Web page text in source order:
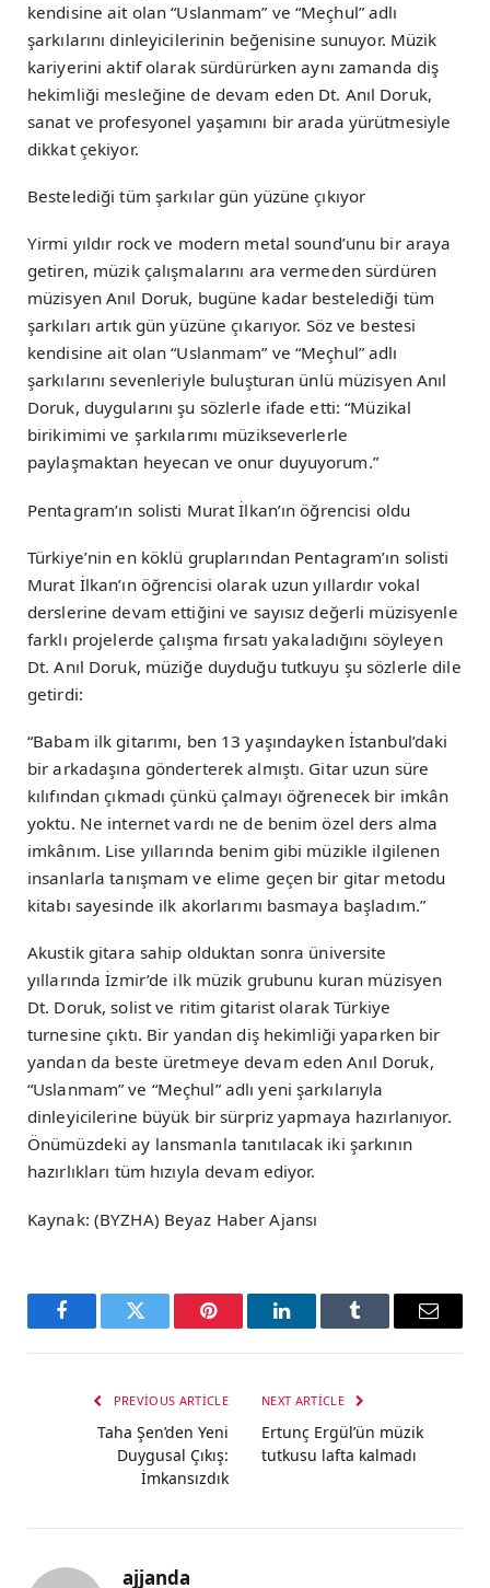
kendisine ait olan “Uslanmam” ve “Meçhul” adlı
şarkılarını dinleyicilerinin beğenisine sunuyor. Müzik
kariyerini aktif olarak sürdürürken aynı zamanda diş
hekimliği mesleğine de devam eden Dt. Anıl Doruk,
sanat ve profesyonel yaşamını bir arada yürütmesiyle
dikkat çekiyor.
Bestelediği tüm şarkılar gün yüzüne çıkıyor
Yirmi yıldır rock ve modern metal sound’unu bir araya
getiren, müzik çalışmalarını ara vermeden sürdüren
müzisyen Anıl Doruk, bugüne kadar bestelediği tüm
şarkıları artık gün yüzüne çıkarıyor. Söz ve bestesi
kendisine ait olan “Uslanmam” ve “Meçhul” adlı
şarkılarını sevenleriyle buluşturan ünlü müzisyen Anıl
Doruk, duygularını şu sözlerle ifade etti: “Müzikal
birikimimi ve şarkılarımı müzikseverlerle
paylaşmaktan heyecan ve onur duyuyorum.”
Pentagram’ın solisti Murat İlkan’ın öğrencisi oldu
Türkiye’nin en köklü gruplarından Pentagram’ın solisti
Murat İlkan’ın öğrencisi olarak uzun yıllardır vokal
derslerine devam ettiğini ve sayısız değerli müzisyenle
farklı projelerde çalışma fırsatı yakaladığını söyleyen
Dt. Anıl Doruk, müziğe duyduğu tutkuyu şu sözlerle dile
getirdi:
“Babam ilk gitarımı, ben 13 yaşındayken İstanbul’daki
bir arkadaşına gönderterek almıştı. Gitar uzun süre
kılıfından çıkmadı çünkü çalmayı öğrenecek bir imkân
yoktu. Ne internet vardı ne de benim özel ders alma
imkânım. Lise yıllarında benim gibi müzikle ilgilenen
insanlarla tanışmam ve elime geçen bir gitar metodu
kitabı sayesinde ilk akorlarımı basmaya başladım.”
Akustik gitara sahip olduktan sonra üniversite
yıllarında İzmir’de ilk müzik grubunu kuran müzisyen
Dt. Doruk, solist ve ritim gitarist olarak Türkiye
turnesine çıktı. Bir yandan diş hekimliği yaparken bir
yandan da beste üretmeye devam eden Anıl Doruk,
“Uslanmam” ve “Meçhul” adlı yeni şarkılarıyla
dinleyicilerine büyük bir sürpriz yapmaya hazırlanıyor.
Önümüzdeki ay lansmanla tanıtılacak iki şarkının
hazırlıkları tüm hızıyla devam ediyor.
Kaynak: (BYZHA) Beyaz Haber Ajansı
FacebookTwitter Pinterest LinkedInTumblr Email
PREVIOUS ARTICLE
Taha Şen’den Yeni
Duygusal Çıkış:
İmkansızdık
NEXT ARTICLE
Ertunç Ergül’ün müzik
tutkusu lafta kalmadı
ajjanda